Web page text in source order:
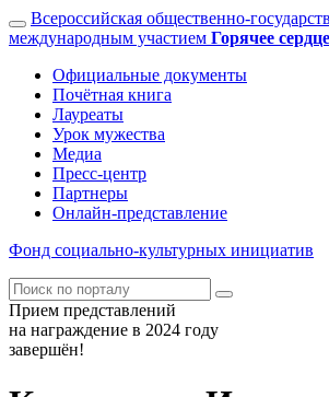
Всероссийская общественно-
международным участием Горячее сердце
Официальные документы
Почётная книга
Лауреаты
Урок мужества
Медиа
Пресс-центр
Партнеры
Онлайн-представление
Фонд социально-культурных инициатив
Прием представлений
на награждение в 2024 году
завершён!